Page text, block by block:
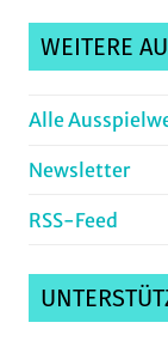
WEITERE
Alle
Newsletter
RSS-Feed